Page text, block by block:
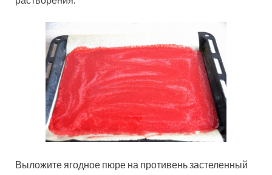
Выложите ягодное пюре на противень застеленный